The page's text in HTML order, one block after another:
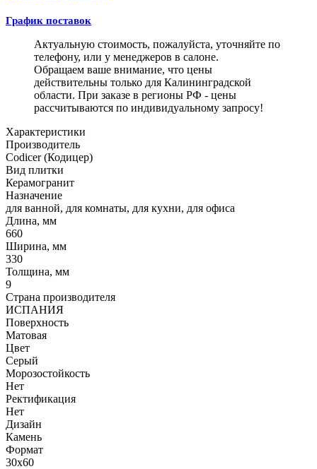
График поставок
Актуальную стоимость, пожалуйста, уточняйте по
телефону, или у менеджеров в салоне.
Обращаем ваше внимание, что цены
действительны только для Калининградской
области. При заказе в регионы РФ - цены
рассчитываются по индивидуальному запросу!
Характеристики
Производитель
Codicer (Кодицер)
Вид плитки
Керамогранит
Назначение
для ванной, для комнаты, для кухни, для офиса
Длина, мм
660
Ширина, мм
330
Толщина, мм
9
Страна производителя
ИСПАНИЯ
Поверхность
Матовая
Цвет
Серый
Морозостойкость
Нет
Ректификация
Нет
Дизайн
Камень
Формат
30x60